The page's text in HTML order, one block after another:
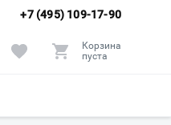
+7 (495) 109-17-90
Корзина
пуста